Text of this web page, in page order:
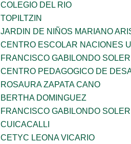
COLEGIO DEL RIO
TOPILTZIN
JARDIN DE NIÑOS MARIANO
CENTRO ESCOLAR NACIONES
FRANCISCO GABILONDO SOLER
CENTRO PEDAGOGICO DE
ROSAURA ZAPATA CANO
BERTHA DOMINGUEZ
FRANCISCO GABILONDO SOLER
CUICACALLI
CETYC LEONA VICARIO